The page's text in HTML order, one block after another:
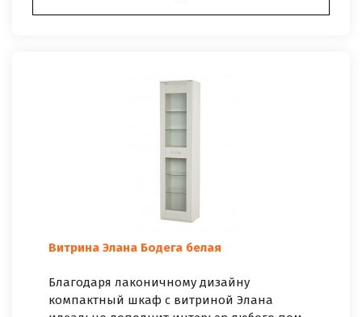
Витрина Элана Бодега белая
Благодаря лаконичному дизайну
компактный шкаф с витриной Элана